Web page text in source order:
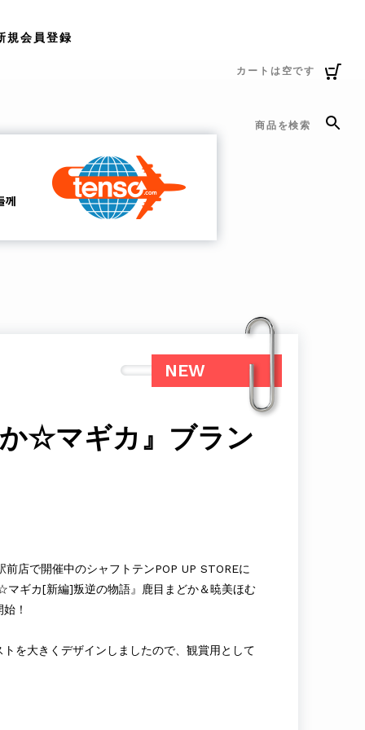
規会員登録
カートは空です
商品を検索
か☆マギカ』ブラン
前店で開催中のシャフトテンPOP UP STOREに
ギカ[新編]叛逆の物語』鹿目まどか＆暁美ほむ
！
を大きくデザインしましたので、観賞用として
NEW